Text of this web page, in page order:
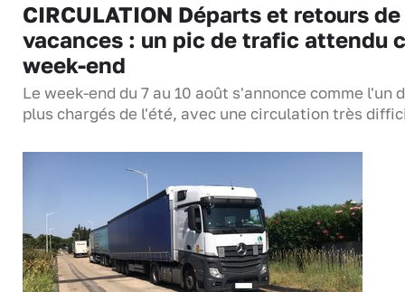
CIRCULATION Départs et retours de
vacances : un pic de trafic attendu
week-end
Le week-end du 7 au 10 août s'annonce comme l'un
plus chargés de l'été, avec une circulation très